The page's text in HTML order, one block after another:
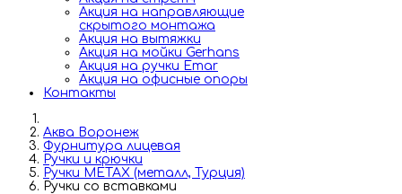
Акция на направляющие
скрытого монтажа
Акция на вытяжки
Акция на мойки Gerhans
Акция на ручки Emar
Акция на офисные опоры
Контакты
Аква Воронеж
Фурнитура лицевая
Ручки и крючки
Ручки METAX (металл, Турция)
Ручки со вставками